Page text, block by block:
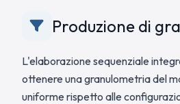
Produzione di
L'elaborazione sequenziale
ottenere una granulometria del
uniforme rispetto alle